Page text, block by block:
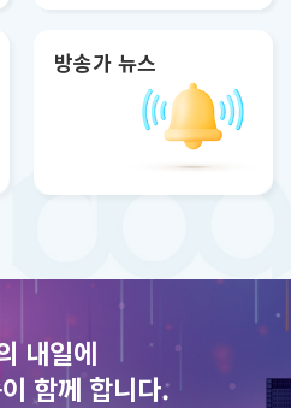
방송가 뉴스
내일에
함께 합니다.